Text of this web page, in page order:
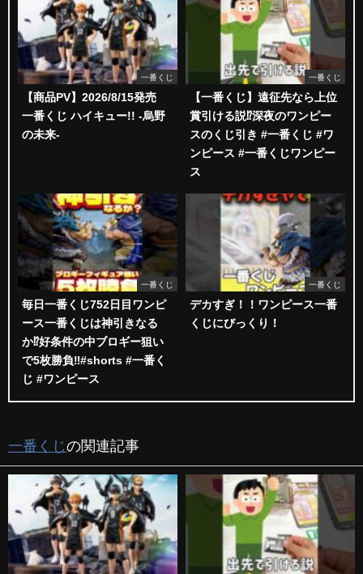
一番くじ
【商品PV】2026/8/15発売
一番くじ ハイキュー!! -烏野
の未来-
一番くじ
【一番くじ】遠征先なら上位
賞引ける説⁉︎深夜のワンピー
スのくじ引き #一番くじ #ワ
ンピース #一番くじワンピー
ス
一番くじ
毎日一番くじ752日目ワンピ
ース一番くじは神引きなる
か⁉️好条件の中ブロギー狙い
で5枚勝負‼️#shorts #一番く
じ #ワンピース
一番くじ
デカすぎ！！ワンピース一番
くじにびっくり！
一番くじの関連記事